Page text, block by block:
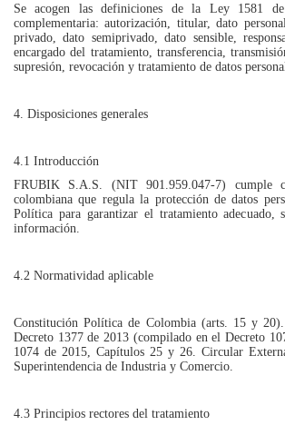
Se acogen las definiciones de la Ley 1581
complementaria: autorización, titular, dato
privado, dato semiprivado, dato sensible,
encargado del tratamiento, transferencia,
supresión, revocación y tratamiento de datos
4. Disposiciones generales
4.1 Introducción
FRUBIK S.A.S. (NIT 901.959.047-7) cumple
colombiana que regula la protección de datos
Política para garantizar el tratamiento
información.
4.2 Normatividad aplicable
Constitución Política de Colombia (arts. 15 y
Decreto 1377 de 2013 (compilado en el Decreto
1074 de 2015, Capítulos 25 y 26. Circular
Superintendencia de Industria y Comercio.
4.3 Principios rectores del tratamiento